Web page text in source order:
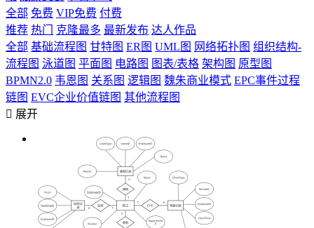
全部 免费 VIP免费 付费
推荐 热门 克隆最多 最新发布 达人作品
全部 基础流程图 甘特图 ER图 UML图 网络拓扑图 组织结构-
流程图 泳道图 平面图 电路图 图表/表格 架构图 原型图
BPMN2.0 韦恩图 关系图 逻辑图 魏朱商业模式 EPC事件过程
链图 EVC企业价值链图 其他流程图
 展开